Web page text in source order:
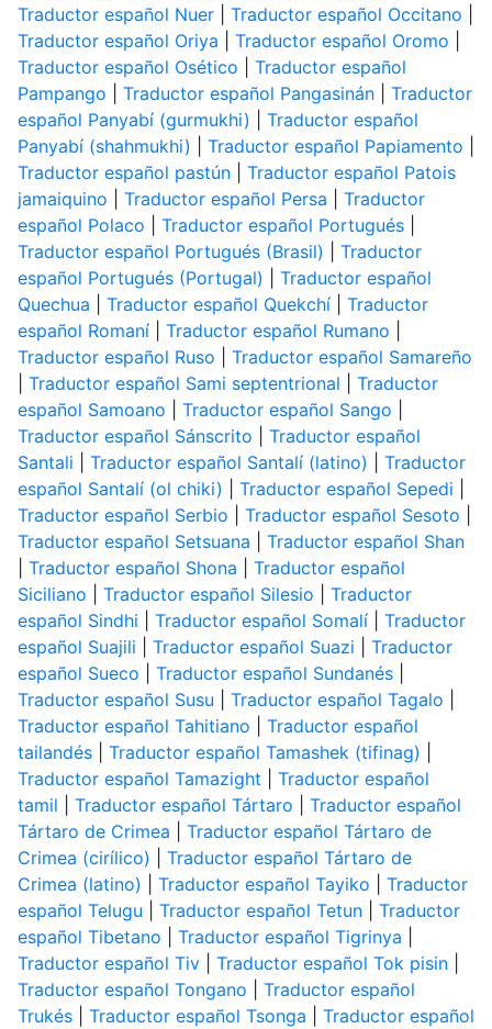
Traductor español Nuer| Traductor español Occitano
Traductor español Oriya
Traductor español Oromo
Traductor español Osético
Traductor español
Pampango
Traductor español Pangasinán| Traductor
español Panyabí (gurmukhi)
Traductor español
Panyabí (shahmukhi)
Traductor español Papiamento
Traductor español pastún| Traductor español Patois
jamaiquino
Traductor español Persa
Traductor
español Polaco
Traductor español Portugués|
Traductor español Portugués (Brasil)
Traductor
español Portugués (Portugal)
Traductor español
Quechua
Traductor español Quekchí| Traductor
español Romaní| Traductor español Rumano
Traductor español Ruso
Traductor español Samareño
Traductor español Sami septentrional
Traductor
español Samoano
Traductor español Sango
Traductor español Sánscrito
Traductor español
Santali
Traductor español Santalí (latino)
Traductor
español Santalí (ol chiki)
Traductor español Sepedi
Traductor español Serbio
Traductor español Sesoto
Traductor español Setsuana
Traductor español Shan
Traductor español Shona
Traductor español
Siciliano
Traductor español Silesio
Traductor
español Sindhi
Traductor español Somalí| Traductor
español Suajili
Traductor español Suazi
Traductor
español Sueco
Traductor español Sundanés|
Traductor español Susu
Traductor español Tagalo
Traductor español Tahitiano
Traductor español
tailandés| Traductor español Tamashek (tifinag)
Traductor español Tamazight
Traductor español
tamil
Traductor español Tártaro
Traductor español
Tártaro de Crimea
Traductor español Tártaro de
Crimea (cirílico)
Traductor español Tártaro de
Crimea (latino)
Traductor español Tayiko
Traductor
español Telugu
Traductor español Tetun| Traductor
español Tibetano
Traductor español Tigrinya
Traductor español Tiv| Traductor español Tok pisin|
Traductor español Tongano
Traductor español
Trukés| Traductor español Tsonga Traductor español